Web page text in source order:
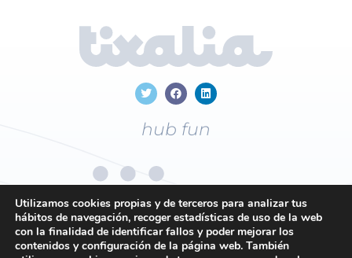
hub fun
+34 96 169 19 43
Utilizamos cookies propias y de terceros para analizar tus
hábitos de navegación, recoger estadísticas de uso de la web
con la finalidad de identificar fallos y poder mejorar los
contenidos y configuración de la página web. También